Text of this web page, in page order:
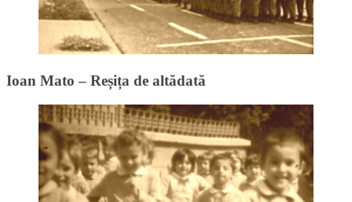
Ioan Mato – Reșița de altădată